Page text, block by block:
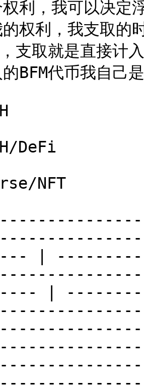
利，我可以决定
权利，我支取的
，支取就是直接计
BFM代币我自己
DeFi
NFT
|
|